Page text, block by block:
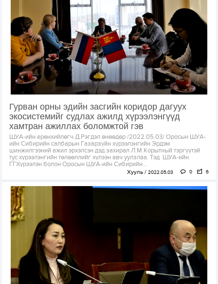
Гурван орны эдийн засгийн коридор дагуух
экосистемийг судлах ажилд хүрээлэнгүүд
хамтран ажиллах боломжтой гэв
ШУА-ийн ерөнхийлөгч Д.Рэгдэл өнөөдөр /2022.05.03/ Оросын ШУА-
ийн Сибирийн салбарын Газарзүйн хүрээлэнгийн Эрдэм
шинжилгээний ажил эрхэлсэн дэд захирал Л.М.Корытный тэргүүтэй
тус хүрээлэнгийн төлөөллийг хүлээн авч уулзлаа. Тэд ШУА-ийн
ГГХүрээлэн болон Оросын ШУА-ийн Сибирийн...
Хууль 2022.05.03 0 6